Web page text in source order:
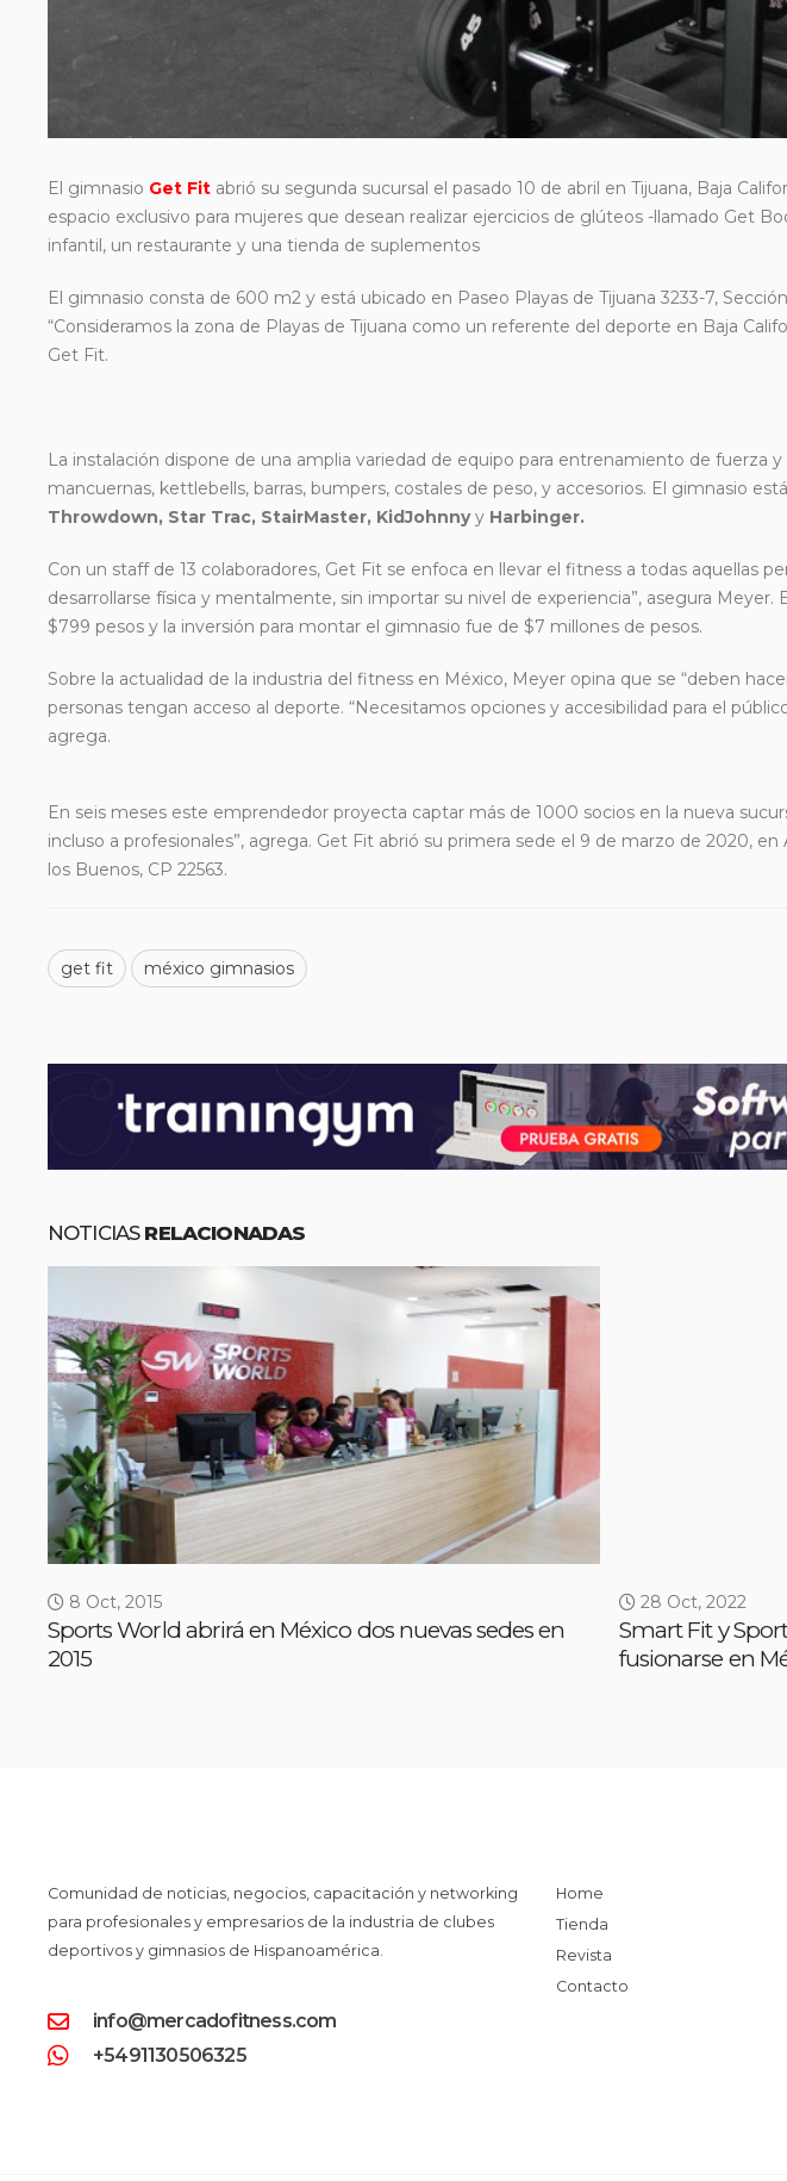
El gimnasio Get Fit abrió su segunda sucursal el pasado 10 de abril en Tijuana, Baja
espacio exclusivo para mujeres que desean realizar ejercicios de glúteos -llamado Get
infantil, un restaurante y una tienda de suplementos
El gimnasio consta de 600 m2 y está ubicado en Paseo Playas de Tijuana 3233-7,
“Consideramos la zona de Playas de Tijuana como un referente del deporte en Baja
Get Fit.
La instalación dispone de una amplia variedad de equipo para entrenamiento de fuerza
mancuernas, kettlebells, barras, bumpers, costales de peso, y accesorios. El gimnasio
Throwdown, Star Trac, StairMaster, KidJohnnyy Harbinger.
Con un staff de 13 colaboradores, Get Fit se enfoca en llevar el fitness a todas aquellas
desarrollarse física y mentalmente, sin importar su nivel de experiencia”, asegura
$799 pesos y la inversión para montar el gimnasio fue de $7 millones de pesos.
Sobre la actualidad de la industria del fitness en México, Meyer opina que se “deben
personas tengan acceso al deporte. “Necesitamos opciones y accesibilidad para el
agrega.
En seis meses este emprendedor proyecta captar más de 1000 socios en la nueva
incluso a profesionales”, agrega. Get Fit abrió su primera sede el 9 de marzo de 2020,
los Buenos, CP 22563.
get fit méxico gimnasios
NOTICIAS RELACIONADAS
8 Oct, 2015
Sports World abrirá en México dos nuevas sedes en
2015
28 Oct, 2022
Smart Fit y
fusionarse en
Comunidad de noticias, negocios, capacitación y networking
para profesionales y empresarios de la industria de clubes
deportivos y gimnasios de Hispanoamérica.
info@mercadofitness.com
+5491130506325
Home
Tienda
Revista
Contacto